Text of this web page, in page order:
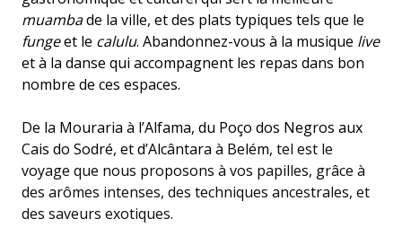
muambade la ville, et des plats typiques tels que le
fungeet le calulu. Abandonnez-vous à la musique live
et à la danse qui accompagnent les repas dans bon
nombre de ces espaces.
De la Mouraria à l’Alfama, du Poço dos Negros aux
Cais do Sodré, et d’Alcântara à Belém, tel est le
voyage que nous proposons à vos papilles, grâce à
des arômes intenses, des techniques ancestrales, et
des saveurs exotiques.